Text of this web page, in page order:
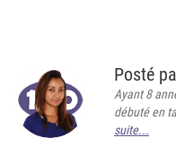
Posté
Ayant 8
débuté en
suite...